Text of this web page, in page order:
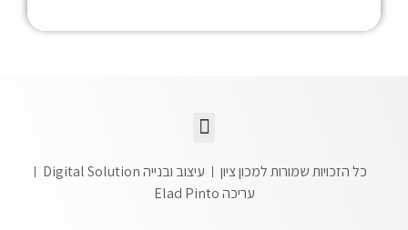
כל הזכויות שמורות למכון ציון
עיצוב ובנייה Digital Solution
עריכה Elad Pinto